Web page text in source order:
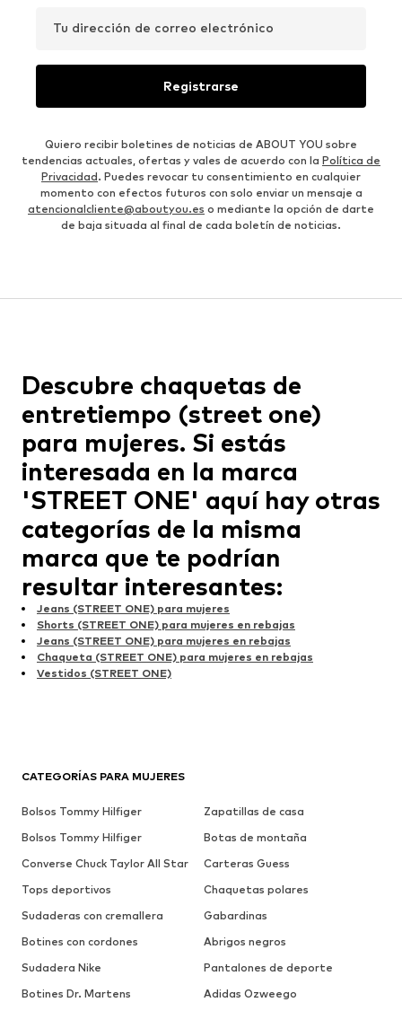
Tu dirección de correo electrónico
Registrarse
Quiero recibir boletines de noticias de ABOUT YOU sobre
tendencias actuales, ofertas y vales de acuerdo con la Política de
Privacidad. Puedes revocar tu consentimiento en cualquier
momento con efectos futuros con solo enviar un mensaje a
atencionalcliente@aboutyou.es o mediante la opción de darte
de baja situada al final de cada boletín de noticias.
CATEGORÍAS PARA MUJERES
Bolsos Tommy Hilfiger
Zapatillas de casa
Bolsos Tommy Hilfiger
Botas de montaña
Converse Chuck Taylor All Star
Carteras Guess
Tops deportivos
Chaquetas polares
Sudaderas con cremallera
Gabardinas
Botines con cordones
Abrigos negros
Sudadera Nike
Pantalones de deporte
Botines Dr. Martens
Adidas Ozweego
Descubre chaquetas de
entretiempo (street one)
para mujeres. Si estás
interesada en la marca
'STREET ONE' aquí hay otras
categorías de la misma
marca que te podrían
resultar interesantes:
Jeans (STREET ONE) para mujeres
Shorts (STREET ONE) para mujeres en rebajas
Jeans (STREET ONE) para mujeres en rebajas
Chaqueta (STREET ONE) para mujeres en rebajas
Vestidos (STREET ONE)